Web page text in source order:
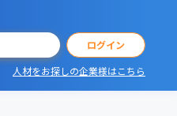
ログイン
人材をお探しの企業様はこちら